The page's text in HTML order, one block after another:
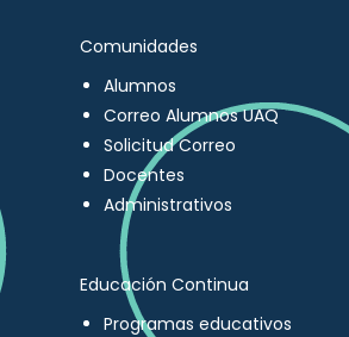
Comunidades
Alumnos
Correo Alumnos UAQ
Solicitud Correo
Docentes
Administrativos
Educación Continua
Programas educativos